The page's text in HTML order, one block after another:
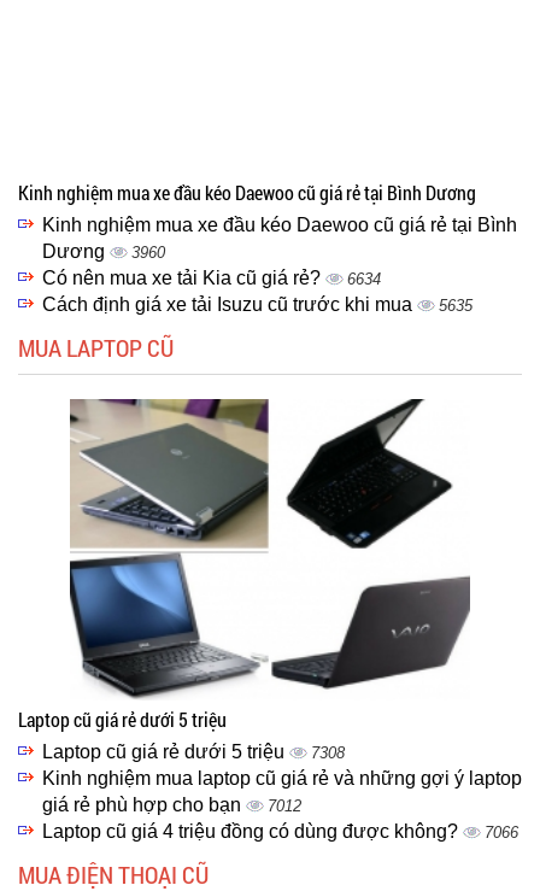
Kinh nghiệm mua xe đầu kéo Daewoo cũ giá rẻ tại Bình Dương
Kinh nghiệm mua xe đầu kéo Daewoo cũ giá rẻ tại Bình
Dương
3960
Có nên mua xe tải Kia cũ giá rẻ? 6634
Cách định giá xe tải Isuzu cũ trước khi mua 5635
MUA LAPTOP CŨ
Laptop cũ giá rẻ dưới 5 triệu
Laptop cũ giá rẻ dưới 5 triệu 7308
Kinh nghiệm mua laptop cũ giá rẻ và những gợi ý laptop
giá rẻ phù hợp cho bạn
7012
Laptop cũ giá 4 triệu đồng có dùng được không? 7066
MUA ĐIỆN THOẠI CŨ